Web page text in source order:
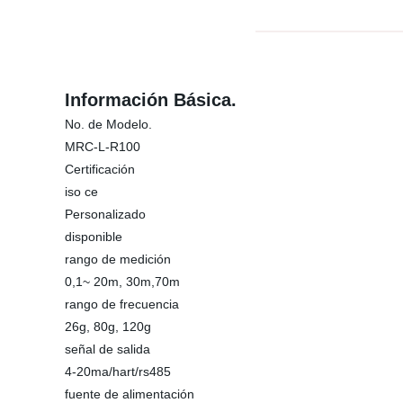
Información Básica.
No. de Modelo.
MRC-L-R100
Certificación
iso ce
Personalizado
disponible
rango de medición
0,1~ 20m, 30m,70m
rango de frecuencia
26g, 80g, 120g
señal de salida
4-20ma/hart/rs485
fuente de alimentación